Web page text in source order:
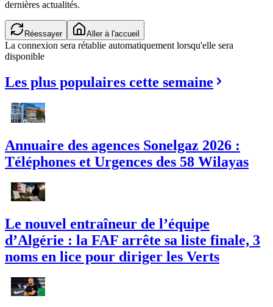
dernières actualités.
Réessayer Aller à l'accueil
La connexion sera rétablie automatiquement lorsqu'elle sera
disponible
Les plus populaires cette semaine
Annuaire des agences Sonelgaz 2026 :
Téléphones et Urgences des 58 Wilayas
Le nouvel entraîneur de l’équipe
d’Algérie : la FAF arrête sa liste finale, 3
noms en lice pour diriger les Verts